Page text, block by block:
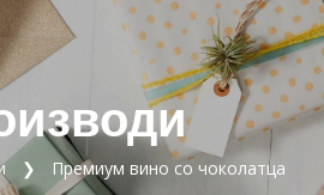
Премиум вино со чоколатца